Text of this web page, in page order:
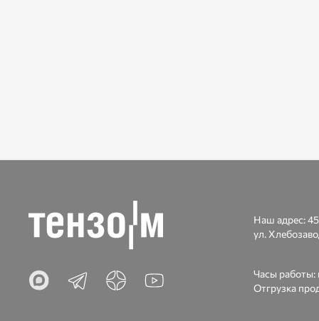
Наш адрес:
ул.
Часы работы:
Отгрузка